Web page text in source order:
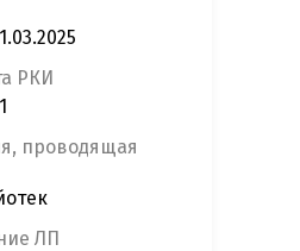
РКИ
проводящая
ЛП